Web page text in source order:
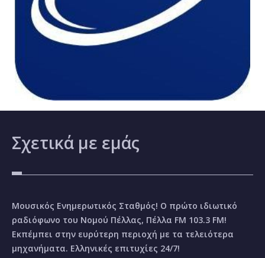
Σχετικά με εμάς
Μουσικός Ενημερωτικός Σταθμός! Ο πρώτο ιδιωτικό
ραδιόφωνο του Νομού Πέλλας, Πέλλα FM 103.3 FM!
Εκπέμπει στην ευρύτερη περιοχή με τα τελειότερα
μηχανήματα. Ελληνικές επιτυχίες 24/7!